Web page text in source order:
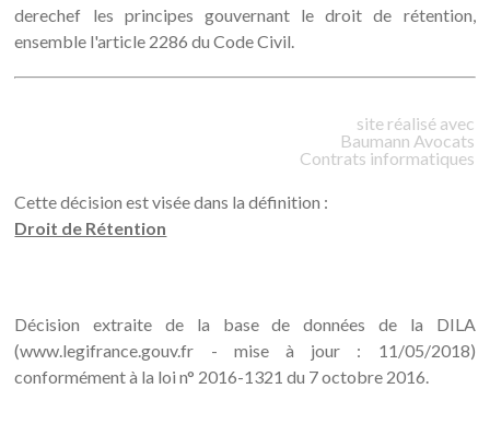
derechef les principes gouvernant le droit de rétention,
ensemble l'article 2286 du Code Civil.
site réalisé avec
Baumann Avocats
Contrats informatiques
Cette décision est visée dans la définition :
Droit de Rétention
Décision extraite de la base de données de la DILA
(www.legifrance.gouv.fr - mise à jour : 11/05/2018)
conformément à la loi n° 2016-1321 du 7 octobre 2016.